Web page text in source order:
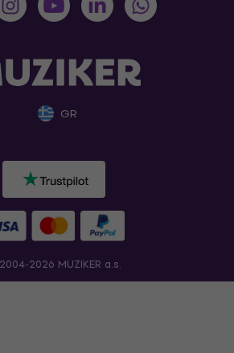
GR
2026 MUZIKER a.s.